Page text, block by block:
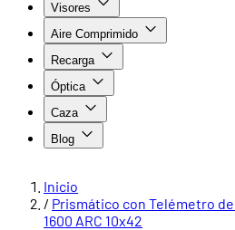
Visores
Aire Comprimido
Recarga
Óptica
Caza
Blog
Inicio
/ Prismático con Telémetro
1600 ARC 10x42